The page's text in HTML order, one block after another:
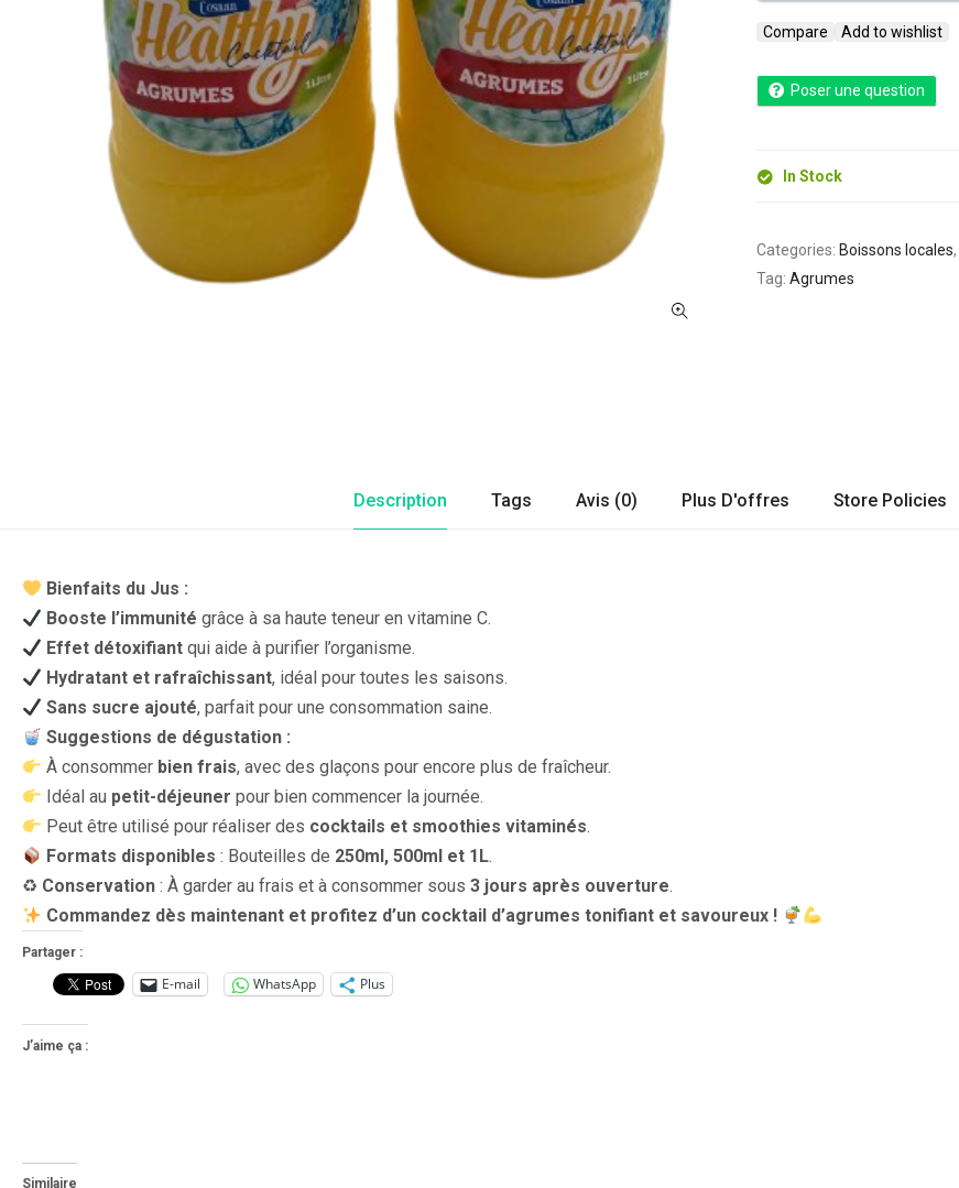
Compare Add to wishlist
Poser une question
In Stock
Categories: Boissons locales,
Tag: Agrumes
Description Tags Avis (0) Plus D'offres Store Policies
Bienfaits du Jus :
Booste l’immunité grâce à sa haute teneur en vitamine C.
Effet détoxifiant qui aide à purifier l’organisme.
Hydratant et rafraîchissant, idéal pour toutes les saisons.
Sans sucre ajouté, parfait pour une consommation saine.
Suggestions de dégustation :
À consommer bien frais, avec des glaçons pour encore plus de fraîcheur.
Idéal au petit-déjeuner pour bien commencer la journée.
Peut être utilisé pour réaliser des cocktails et smoothies vitaminés.
Formats disponibles : Bouteilles de 250ml, 500ml et 1L.
♻ Conservation : À garder au frais et à consommer sous 3 jours après ouverture.
Commandez dès maintenant et profitez d’un cocktail d’agrumes tonifiant et savoureux !
Partager :
E-mail WhatsApp Plus
J’aime ça :
Similaire